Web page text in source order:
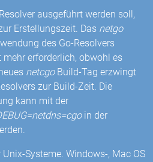
ausgeführt werden soll,
Erstellungszeit. Das netgo
des Go-Resolvers
erforderlich, obwohl es
netcgoBuild-Tag erzwingt
zur Build-Zeit. Die
kann mit der
in der
Systeme. Windows-, Mac OS